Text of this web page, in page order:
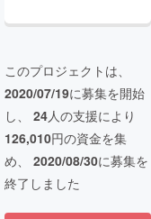
このプロジェクトは、
2020/07/19に募集を開始
し、 24人の支援により
126,010円の資金を集
め、 2020/08/30に募集を
終了しました